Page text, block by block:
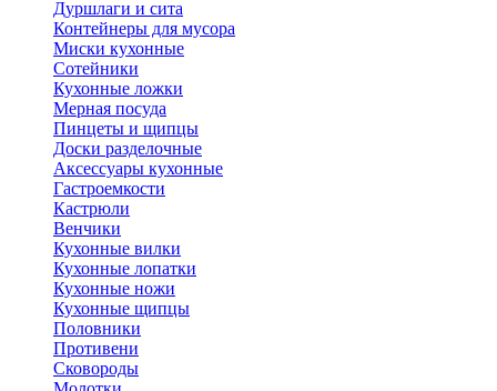
Дуршлаги и сита
Контейнеры для мусора
Миски кухонные
Сотейники
Кухонные ложки
Мерная посуда
Пинцеты и щипцы
Доски разделочные
Аксессуары кухонные
Гастроемкости
Кастрюли
Венчики
Кухонные вилки
Кухонные лопатки
Кухонные ножи
Кухонные щипцы
Половники
Противени
Сковороды